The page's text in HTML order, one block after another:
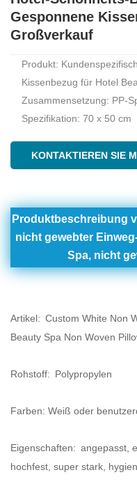
Gesponnene
Großverkauf
Produkt:
Kissenbezug für Hotel
Zusammensetzung: PP-
Spezifikation: 70 x 50 cm
KONTAKTIEREN SIE
Produktbeschreibung
nicht gewebter
Spa, nicht
Artikel: Custom White Non
Beauty Spa Non Woven
Rohstoff: Polypropylen
Farben: Weiß oder
Eigenschaften: angepasst,
hochfest, super stark,